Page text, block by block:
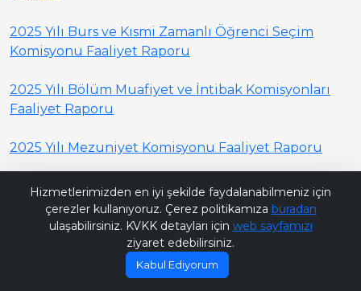
2025 Yılı Burs ve Kısmi Zamanlı Öğrenci Seçim
Komisyonu Faaliyet Raporu
2025 Yılı Bölüm Muafiyet ve İntibak Komisyonları
Faaliyet Raporu
2025 Yılı Mezuniyet Komisyonu Faaliyet Raporu
Hizmetlerimizden en iyi şekilde faydalanabilmeniz için
çerezler kullanıyoruz. Çerez politikamıza buradan
ulaşabilirsiniz. KVKK detayları için web sayfamızı
ziyaret edebilirsiniz.
Kabul Ediyorum
Bana Soru Sor | Ask Me